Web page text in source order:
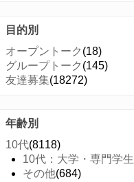
目的別
オープントーク (18)
グループトーク (145)
友達募集(18272)
年齢別
10代(8118)
10代：大学・専門学生
その他(684)